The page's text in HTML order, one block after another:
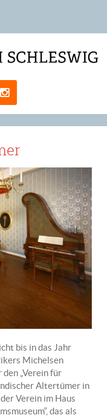
bis in das Jahr
Michelsen
„Verein für
Altertümer in
Verein im Haus
das als